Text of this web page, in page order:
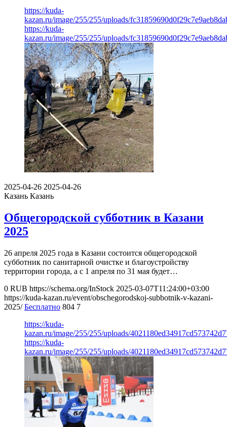
https://kuda-
kazan.ru/image/255/255/uploads/
https://kuda-
kazan.ru/image/255/255/uploads/
2025-04-26 2025-04-26
Казань Казань
Общегородской субботник в Казани
2025
26 апреля 2025 года в Казани состоится общегородской
субботник по санитарной очистке и благоустройству
территории города, а с 1 апреля по 31 мая будет…
0 RUB https://schema.org/InStock 2025-03-07T11:24:00+03:00
https://kuda-kazan.ru/event/obschegorodskoj-subbotnik-v-kazani-
2025/ Бесплатно 804 7
https://kuda-
kazan.ru/image/255/255/uploads/
https://kuda-
kazan.ru/image/255/255/uploads/